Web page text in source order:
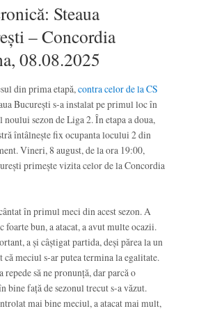
Steaua
– Concordia
08.08.2025
din prima etapă,contra celor de la CS
București s-a instalat pe primul loc în
noului sezon de Liga 2. În etapa a doua,
întâlnește fix ocupanta locului 2 din
Vineri, 8 august, de la ora 19:00,
primește vizita celor de la Concordia
în primul meci din acest sezon. A
foarte bun, a atacat, a avut multe ocazii.
a și câștigat partida, deși părea la un
că meciul s-ar putea termina la egalitate.
repede să ne pronunță, dar parcă o
bine față de sezonul trecut s-a văzut.
mai bine meciul, a atacat mai mult,